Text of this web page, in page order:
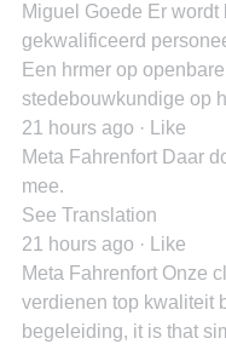
Miguel Goede Er wordt
gekwalificeerd
Een hrmer op
stedebouwkundige op
21 hours ago · Like
Meta Fahrenfort Daar
mee.
See Translation
21 hours ago · Like
Meta Fahrenfort Onze
verdienen top kwaliteit
begeleiding, it is that